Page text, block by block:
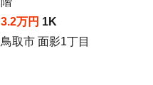
3.2万円 1K
鳥取市 面影1丁目